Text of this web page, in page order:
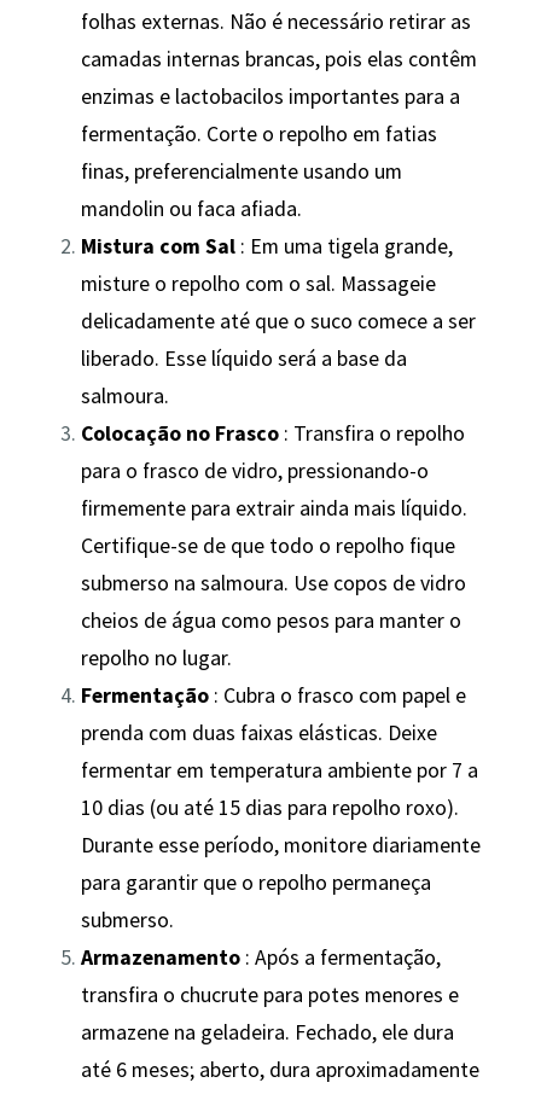
folhas externas. Não é necessário retirar as
camadas internas brancas, pois elas contêm
enzimas e lactobacilos importantes para a
fermentação. Corte o repolho em fatias
finas, preferencialmente usando um
mandolin ou faca afiada.
Mistura com Sal : Em uma tigela grande,
misture o repolho com o sal. Massageie
delicadamente até que o suco comece a ser
liberado. Esse líquido será a base da
salmoura.
Colocação no Frasco : Transfira o repolho
para o frasco de vidro, pressionando-o
firmemente para extrair ainda mais líquido.
Certifique-se de que todo o repolho fique
submerso na salmoura. Use copos de vidro
cheios de água como pesos para manter o
repolho no lugar.
Fermentação : Cubra o frasco com papel e
prenda com duas faixas elásticas. Deixe
fermentar em temperatura ambiente por 7 a
10 dias (ou até 15 dias para repolho roxo).
Durante esse período, monitore diariamente
para garantir que o repolho permaneça
submerso.
Armazenamento : Após a fermentação,
transfira o chucrute para potes menores e
armazene na geladeira. Fechado, ele dura
até 6 meses; aberto, dura aproximadamente